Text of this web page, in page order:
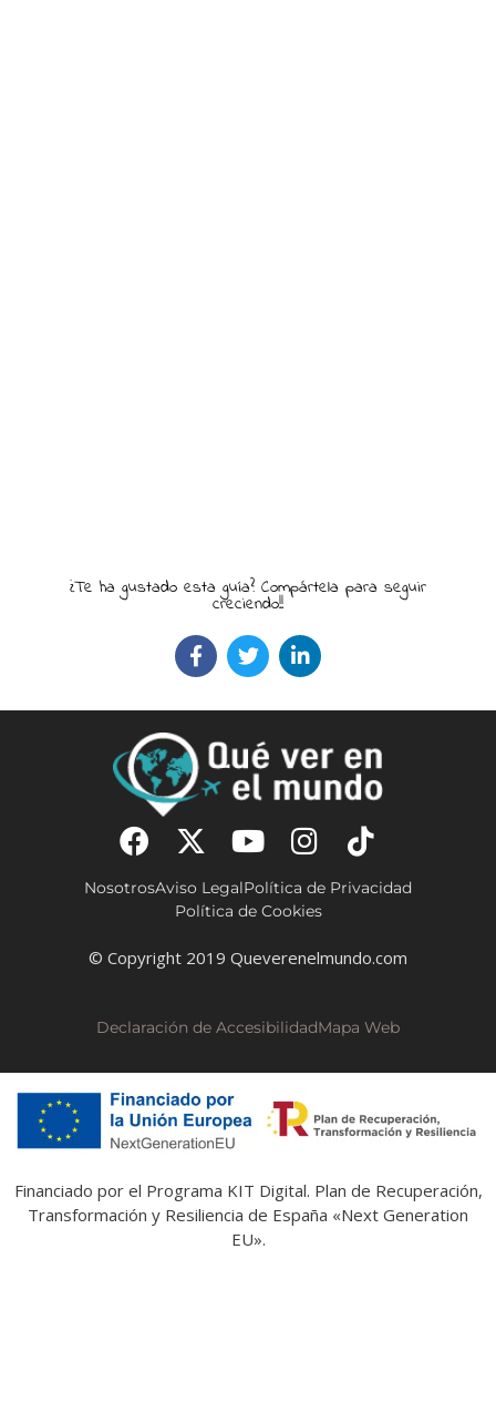
¿Te ha gustado esta guía? Compártela para seguir
creciendo!!
NosotrosAviso LegalPolítica de Privacidad
Política de Cookies
© Copyright 2019 Queverenelmundo.com
Declaración de AccesibilidadMapa Web
Financiado por el Programa KIT Digital. Plan de Recuperación,
Transformación y Resiliencia de España «Next Generation
EU».